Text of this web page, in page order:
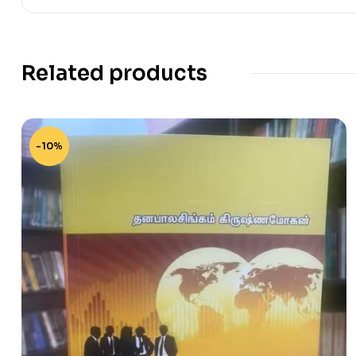
Related products
-10%